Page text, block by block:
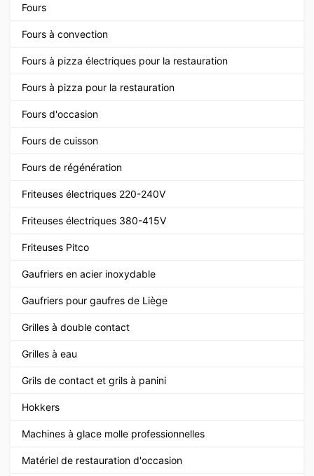
Fours
Fours à convection
Fours à pizza électriques pour la restauration
Fours à pizza pour la restauration
Fours d'occasion
Fours de cuisson
Fours de régénération
Friteuses électriques 220-240V
Friteuses électriques 380-415V
Friteuses Pitco
Gaufriers en acier inoxydable
Gaufriers pour gaufres de Liège
Grilles à double contact
Grilles à eau
Grils de contact et grils à panini
Hokkers
Machines à glace molle professionnelles
Matériel de restauration d'occasion